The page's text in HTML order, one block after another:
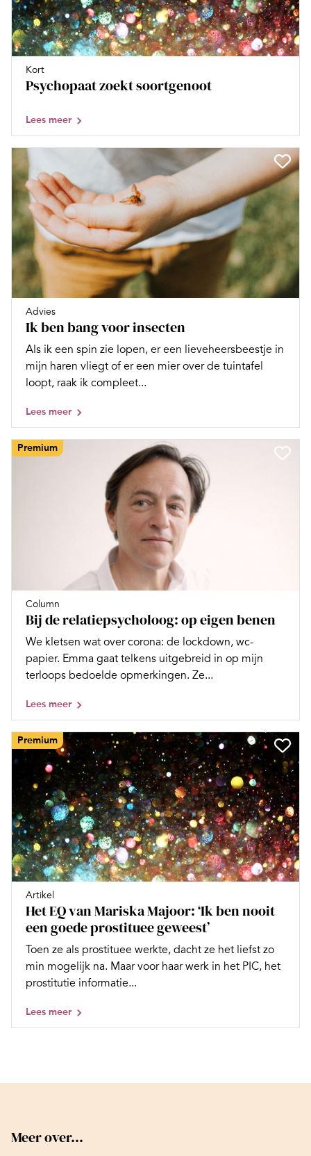
Kort
Psychopaat zoekt soortgenoot
Lees meer
Advies
Ik ben bang voor insecten
Als ik een spin zie lopen, er een lieveheersbeestje in
mijn haren vliegt of er een mier over de tuintafel
loopt, raak ik compleet...
Lees meer
Premium
Column
Bij de relatiepsycholoog: op eigen benen
We kletsen wat over corona: de lockdown, wc-
papier. Emma gaat telkens uitgebreid in op mijn
terloops bedoelde opmerkingen. Ze...
Lees meer
Premium
Artikel
Het EQ van Mariska Majoor: ‘Ik ben nooit
een goede prostituee geweest’
Toen ze als prostituee werkte, dacht ze het liefst zo
min mogelijk na. Maar voor haar werk in het PIC, het
prostitutie informatie...
Lees meer
Meer over...